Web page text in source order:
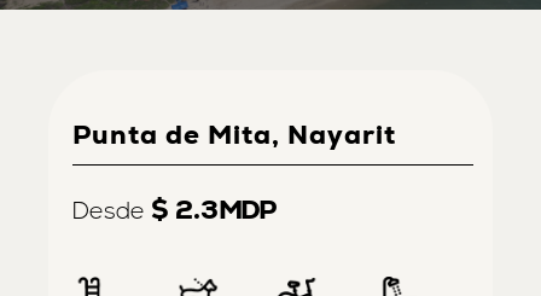
Punta de Mita, Nayarit
Desde $ 2.3MDP